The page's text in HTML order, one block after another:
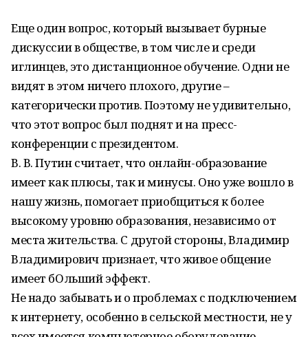
Еще один вопрос, который вызывает бурные
дискуссии в обществе, в том числе и среди
иглинцев, это дистанционное обучение. Одни не
видят в этом ничего плохого, другие –
категорически против. Поэтому не удивительно,
что этот вопрос был поднят и на пресс-
конференции с президентом.
В. В. Путин считает, что онлайн-образование
имеет как плюсы, так и минусы. Оно уже вошло в
нашу жизнь, помогает приобщиться к более
высокому уровню образования, независимо от
места жительства. С другой стороны, Владимир
Владимирович признает, что живое общение
имеет бОльший эффект.
Не надо забывать и о проблемах с подключением
к интернету, особенно в сельской местности, не у